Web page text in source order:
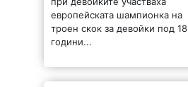
европейската шампионка на
троен скок за девойки под 18
години...